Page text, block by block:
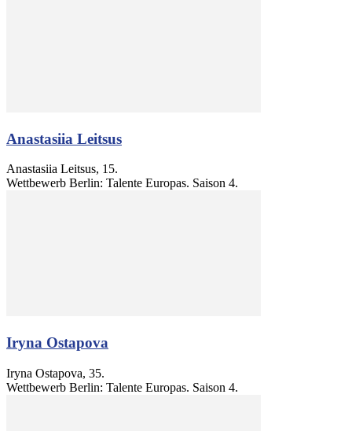
Anastasiia Leitsus
Anastasiia Leitsus, 15.
Wettbewerb Berlin: Talente Europas. Saison 4.
Iryna Ostapova
Iryna Ostapova, 35.
Wettbewerb Berlin: Talente Europas. Saison 4.